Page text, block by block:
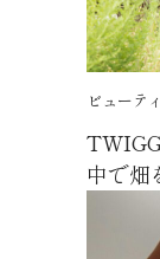
ビューテ
中で畑